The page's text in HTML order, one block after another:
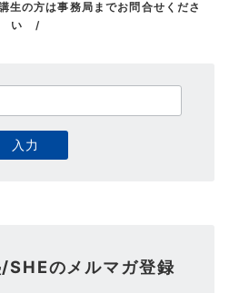
の方は事務局までお問合せくださ
い /
SHEのメルマガ登録